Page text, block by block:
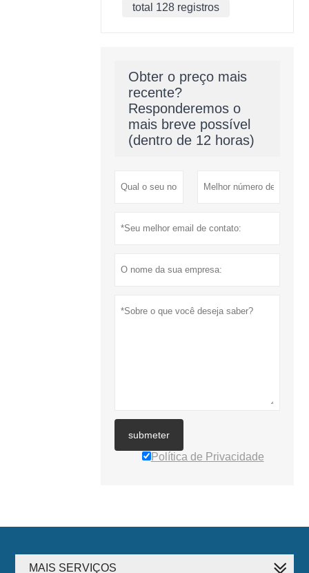
total 128 registros
Obter o preço mais
recente?
Responderemos o
mais breve possível
(dentro de 12 horas)
submeter
Política de Privacidade
MAIS SERVIÇOS